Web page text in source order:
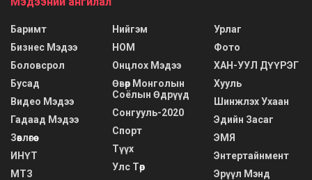
Баримт
Бизнес Мэдээ
Боловсрол
Бусад
Видео Мэдээ
Гадаад Мэдээ
Зөвлөгөө
ИНҮТ
МТЗ
Нийгэм
НОМ
Онцлох Мэдээ
Өвөр Монголын
Соёлын Өдрүүд
Сонгууль-2020
Спорт
Түүх
Улс Төр
Урлаг
Фото
ХАН-УУЛ ДҮҮРЭГ
Хууль
Шинжлэх Ухаан
Эдийн Засаг
ЭМЯ
Энтертайнмент
Эрүүл Мэнд